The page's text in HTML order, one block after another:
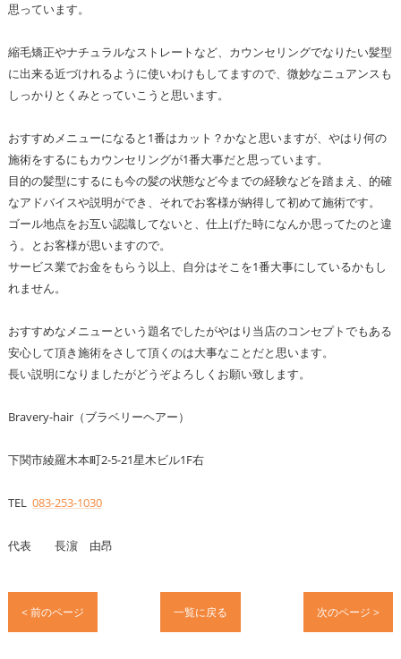
思っています。
縮毛矯正やナチュラルなストレートなど、カウンセリングでなりたい髪型
に出来る近づけれるように使いわけもしてますので、微妙なニュアンスも
しっかりとくみとっていこうと思います。
おすすめメニューになると1番はカット？かなと思いますが、やはり何の
施術をするにもカウンセリングが1番大事だと思っています。
目的の髪型にするにも今の髪の状態など今までの経験などを踏まえ、的確
なアドバイスや説明ができ、それでお客様が納得して初めて施術です。
ゴール地点をお互い認識してないと、仕上げた時になんか思ってたのと違
う。とお客様が思いますので。
サービス業でお金をもらう以上、自分はそこを1番大事にしているかもし
れません。
おすすめなメニューという題名でしたがやはり当店のコンセプトでもある
安心して頂き施術をさして頂くのは大事なことだと思います。
長い説明になりましたがどうぞよろしくお願い致します。
Bravery-hair（ブラベリーヘアー）
下関市綾羅木本町2-5-21星木ビル1F右
TEL 083-253-1030
代表 長濵 由昂
< 前のページ 一覧に戻る 次のページ >